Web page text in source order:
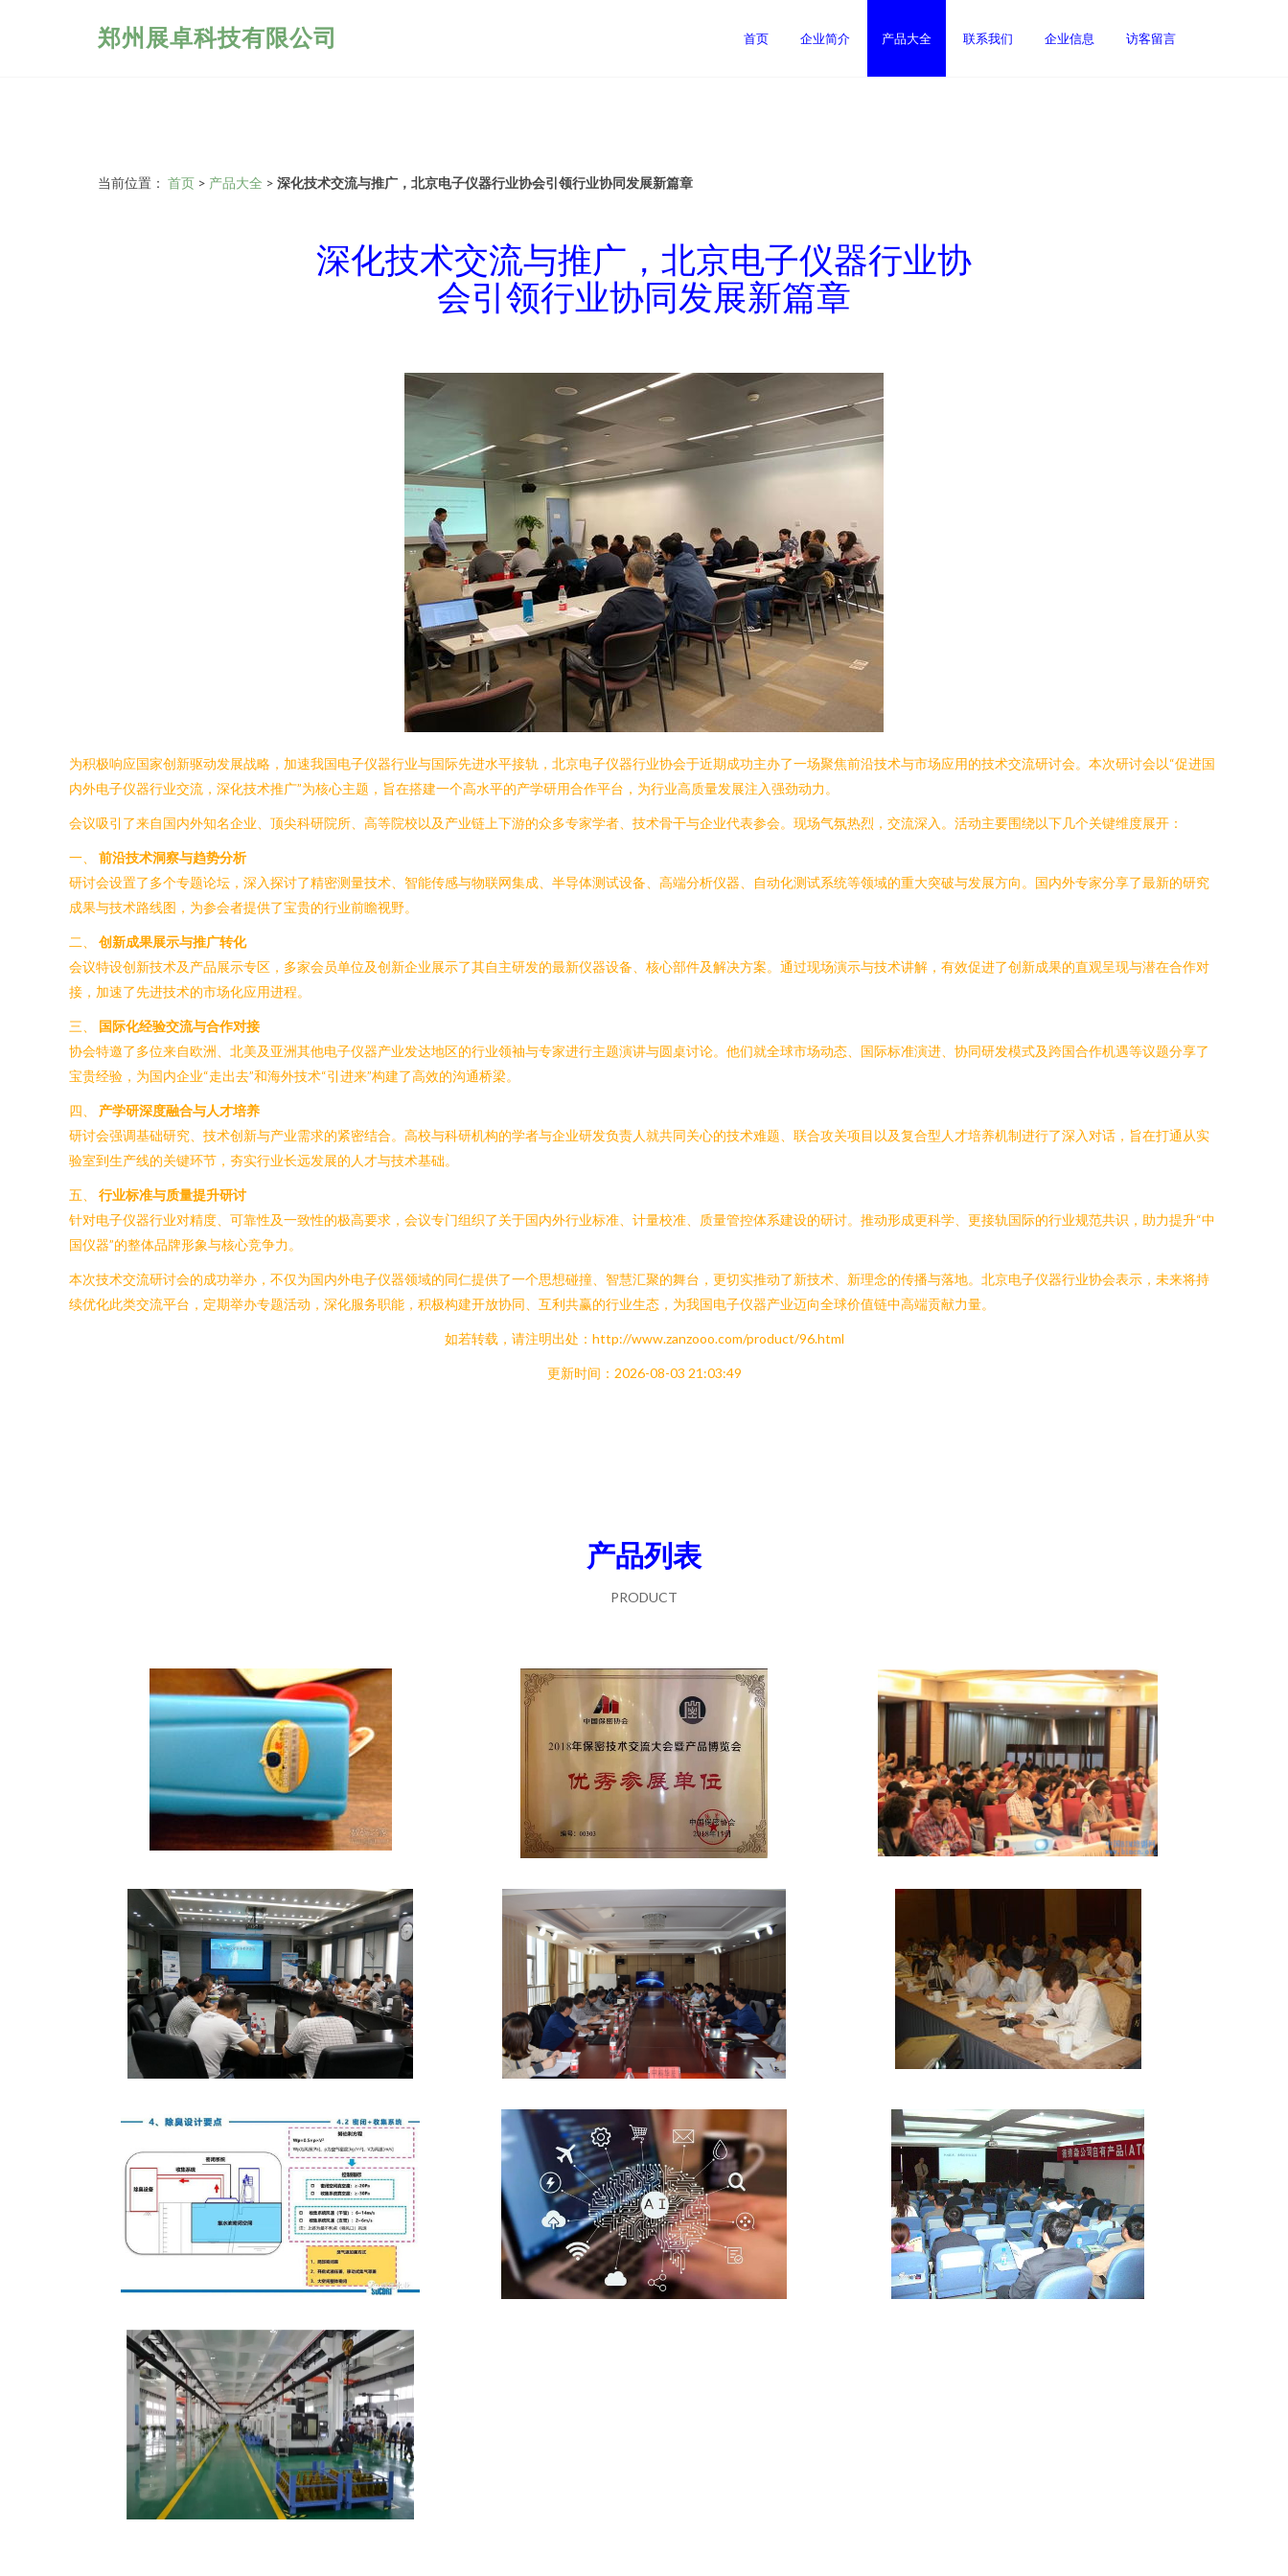
郑州展卓科技有限公司 首页 企业简介 产品大全 联系我们 企业信息 访客留言
当前位置： 首页 > 产品大全 > 深化技术交流与推广，北京电子仪器行业协会引领行业协同发展新篇章
深化技术交流与推广，北京电子仪器行业协
会引领行业协同发展新篇章
为积极响应国家创新驱动发展战略，加速我国电子仪器行业与国际先进水平接轨，北京电子仪器行业协会于近期成功主办了一场聚焦前沿技术与市场应用的技术交流研讨会。本次研讨会以“促进国
内外电子仪器行业交流，深化技术推广”为核心主题，旨在搭建一个高水平的产学研用合作平台，为行业高质量发展注入强劲动力。
会议吸引了来自国内外知名企业、顶尖科研院所、高等院校以及产业链上下游的众多专家学者、技术骨干与企业代表参会。现场气氛热烈，交流深入。活动主要围绕以下几个关键维度展开：
一、 前沿技术洞察与趋势分析
研讨会设置了多个专题论坛，深入探讨了精密测量技术、智能传感与物联网集成、半导体测试设备、高端分析仪器、自动化测试系统等领域的重大突破与发展方向。国内外专家分享了最新的研究
成果与技术路线图，为参会者提供了宝贵的行业前瞻视野。
二、 创新成果展示与推广转化
会议特设创新技术及产品展示专区，多家会员单位及创新企业展示了其自主研发的最新仪器设备、核心部件及解决方案。通过现场演示与技术讲解，有效促进了创新成果的直观呈现与潜在合作对
接，加速了先进技术的市场化应用进程。
三、 国际化经验交流与合作对接
协会特邀了多位来自欧洲、北美及亚洲其他电子仪器产业发达地区的行业领袖与专家进行主题演讲与圆桌讨论。他们就全球市场动态、国际标准演进、协同研发模式及跨国合作机遇等议题分享了
宝贵经验，为国内企业“走出去”和海外技术“引进来”构建了高效的沟通桥梁。
四、 产学研深度融合与人才培养
研讨会强调基础研究、技术创新与产业需求的紧密结合。高校与科研机构的学者与企业研发负责人就共同关心的技术难题、联合攻关项目以及复合型人才培养机制进行了深入对话，旨在打通从实
验室到生产线的关键环节，夯实行业长远发展的人才与技术基础。
五、 行业标准与质量提升研讨
针对电子仪器行业对精度、可靠性及一致性的极高要求，会议专门组织了关于国内外行业标准、计量校准、质量管控体系建设的研讨。推动形成更科学、更接轨国际的行业规范共识，助力提升“中
国仪器”的整体品牌形象与核心竞争力。
本次技术交流研讨会的成功举办，不仅为国内外电子仪器领域的同仁提供了一个思想碰撞、智慧汇聚的舞台，更切实推动了新技术、新理念的传播与落地。北京电子仪器行业协会表示，未来将持
续优化此类交流平台，定期举办专题活动，深化服务职能，积极构建开放协同、互利共赢的行业生态，为我国电子仪器产业迈向全球价值链中高端贡献力量。
如若转载，请注明出处：http://www.zanzooo.com/product/96.html
更新时间：2026-08-03 21:03:49
产品列表
PRODUCT